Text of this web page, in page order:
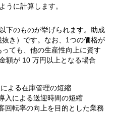
うに計算します。
下のものが挙げられます。助成
き）です。なお、1つの価格が
ても、他の生産性向上に資す
額が 10 万円以上となる場合
よる在庫管理の短縮
入による送迎時間の短縮
回転率の向上を目的とした業務